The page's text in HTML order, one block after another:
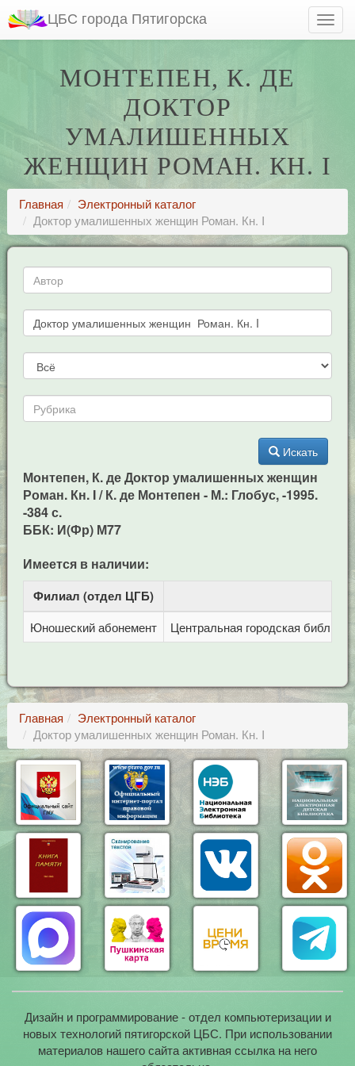
ЦБС города Пятигорска
МОНТЕПЕН, К. ДЕ
ДОКТОР
УМАЛИШЕННЫХ
ЖЕНЩИН РОМАН. КН. I
Главная
Электронный каталог
Доктор умалишенных женщин Роман. Кн. I
Искать
Монтепен, К. де Доктор умалишенных женщин
Роман. Кн. I / К. де Монтепен - М.: Глобус, -1995.
-384 с.
ББК: И(Фр) М77
Имеется в наличии:
Филиал (отдел ЦГБ)
Юношеский абонемент Центральная городская
Главная
Электронный каталог
Доктор умалишенных женщин Роман. Кн. I
Дизайн и программирование - отдел компьютеризации и
новых технологий пятигорской ЦБС. При использовании
материалов нашего сайта активная ссылка на него